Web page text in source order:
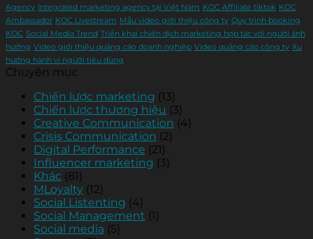
Agency Integrated marketing agency tại Việt Nam KOC Affiliate tiktok KOC
Ambassador KOC Livestream Mẫu video giới thiệu công ty Quy trình booking
KOC Social Media Trend Triển khai chiến dịch marketing hợp tác với người ảnh
hưởng Video giới thiệu quảng cáo doanh nghiệp Video quảng cáo công ty Xu
hướng hành vi người tiêu dùng
Chuyên mục
Chiến lược marketing (13)
Chiến lược thương hiệu (3)
Creative Communication (4)
Crisis Communication (2)
Digital Performance (21)
Influencer marketing (3)
Khác (81)
MLoyalty (12)
Social Listenting (4)
Social Management (1)
Social media (5)